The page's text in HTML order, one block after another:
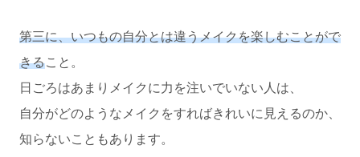
第三に、いつもの自分とは違うメイクを楽しむことがで
きること。
日ごろはあまりメイクに力を注いでいない人は、
自分がどのようなメイクをすればきれいに見えるのか、
知らないこともあります。